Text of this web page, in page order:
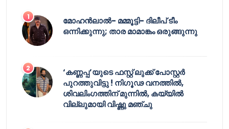
മോഹൻലാൽ- മമ്മൂട്ടി- ദിലീപ് ടീം
ഒന്നിക്കുന്നു; താര മാമാങ്കം ഒരുങ്ങുന്നു
‘കണ്ണപ്പ’യുടെ ഫസ്റ്റ് ലുക്ക് പോസ്റ്റർ
പുറത്തുവിട്ടു ! നിഗൂഢ വനത്തിൽ,
ശിവലിംഗത്തിന് മുന്നിൽ, കയ്യിൽ
വില്ലുമായി വിഷ്ണു മഞ്ചു